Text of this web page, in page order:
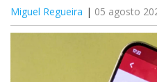
Miguel Regueira 05 agosto